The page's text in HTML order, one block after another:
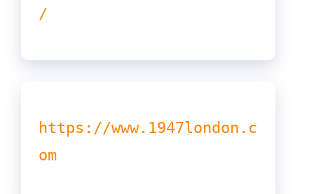
/
https://www.1947london.c
om